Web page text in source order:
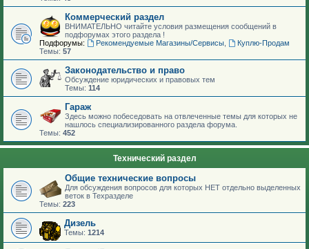
Коммерческий раздел
ВНИМАТЕЛЬНО читайте условия размещения сообщений в
подфорумах этого раздела !
Подфорумы:
Рекомендуемые Магазины/Сервисы,
Куплю-Продам
Темы: 57
Законодательство и право
Обсуждение юридических и правовых тем
Темы: 114
Гараж
Здесь можно побеседовать на отвлеченные темы для которых не
нашлось специализированного раздела форума.
Темы: 452
Технический раздел
Общие технические вопросы
Для обсуждения вопросов для которых НЕТ отдельно выделенных
веток в Техразделе
Темы: 223
Дизель
Темы: 1214